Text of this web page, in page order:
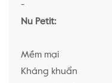
-
Nu Petit:
Mềm mại
Kháng khuẩn